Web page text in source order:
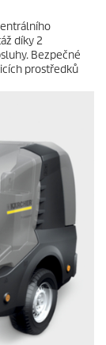
díky 2
Bezpečné
prostředků